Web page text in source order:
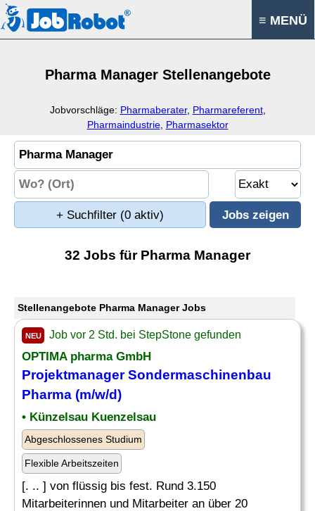
≡ MENÜ
Pharma Manager Stellenangebote
Jobvorschläge: Pharmaberater, Pharmareferent,
Pharmaindustrie, Pharmasektor
+ Suchfilter (0 aktiv)
32 Jobs für Pharma Manager
Stellenangebote Pharma Manager Jobs
NEU Job vor 2 Std. bei StepStone gefunden
OPTIMA pharmaGmbH
Projektmanager Sondermaschinenbau
Pharma (m/w/d)
• Künzelsau Kuenzelsau
Abgeschlossenes Studium
Flexible Arbeitszeiten
[. .. ] von flüssig bis fest. Rund 3.150
Mitarbeiterinnen und Mitarbeiter an über 20